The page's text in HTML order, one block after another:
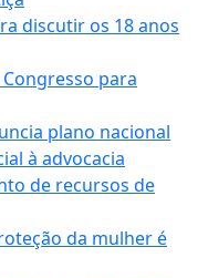
discutir os 18 anos
para
plano nacional
à advocacia
de recursos de
da mulher é